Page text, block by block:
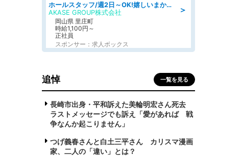
＞
ホールスタッフ/週2日～OK!嬉しいまかない付き/岡山県/浅口郡里庄町
AKASE GROUP株式会社
岡山県 里庄町
時給1,100円～
正社員
スポンサー：求人ボックス
追悼 一覧を見る
長崎市出身・平和訴えた美輪明宏さん死去
ラストメッセージでも訴え「愛があれば 戦
争なんか起こりません」
つげ義春さんと白土三平さん カリスマ漫画
家、二人の「違い」とは？